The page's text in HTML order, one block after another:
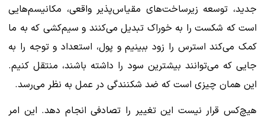
جدید، توسعه زیرساخت‌های مقیاس‌پذیر واقعی، مکانیسم‌هایی
است که شکست را به خوراک تبدیل می‌کنند و سیم‌کشی که به ما
کمک می‌کند استرس را زود ببینیم و پول، استعداد و توجه را به
جایی که می‌توانند بیشترین سود را داشته باشند، منتقل کنیم.
این همان چیزی است که ضد شکنندگی در عمل به نظر می‌رسد.
هیچ‌کس قرار نیست این تغییر را تصادفی انجام دهد. این امر